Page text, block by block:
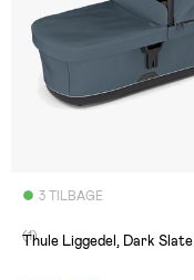
3 TILBAGE
(1)
Thule Liggedel, Dark Slate